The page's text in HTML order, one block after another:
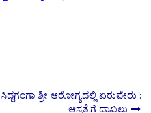
ಸಿದ್ದಗಂಗಾ ಶ್ರೀ ಆರೋಗ್ಯದಲ್ಲಿ ಏರುಪೇರು :
ಆಸ್ಪತ್ರೆಗೆ ದಾಖಲು